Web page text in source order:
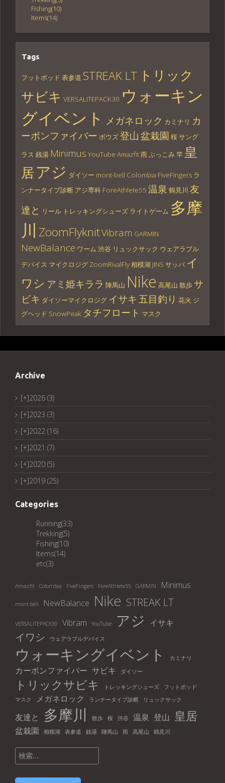
Fishing(10)
Items(14)
Tags
フットポッド 表参道 STREAK LT トリック
サビキ VERSALITEPACK30 ウォーキン
グイベント メガネロック カミナリ カ
ーボンファイバー ボウズ登山盆栽園 桜サング
ラス 銭湯 Minimus YouTube Amazfit雨ぶっこみ竿 皇
居アジ ダイソー mont-bell Colombia FiveFingers ラ
ンナータイプ診断 アジ専科 ForeAthlete55 温泉 鶴見川 友
達と リール トレッキングシューズ ライトゲーム 多摩
川 ZoomFlyknitVibram GARMIN
NewBalance ワーム 渋谷 リュックサック ウェアラブル
デバイス マイクロジグ ZoomRivalFly相模湖 JINS サッパ イ
ワシ アミ姫キララ 陣馬山 Nike 高尾山 散歩サ
ビキ ダイソーマイクロジグ イサキ 五目釣り 花火 ジ
グヘッド SnowPeak タチフロート マスク
Archive
[+]2026 (3)
[+]2023 (3)
[+]2022 (16)
[+]2021 (7)
[+]2020 (5)
[+]2019 (25)
Categories
Running(33)
Trekking(5)
Fishing(10)
Items(14)
etc(3)
Amazfit Colombia FiveFingers ForeAthlete55 GARMIN Minimus
mont-bell NewBalance Nike STREAK LT
VERSALITEPACK30 Vibram YouTube アジ イサキ
イワシ ウェアラブルデバイス
ウォーキングイベント カミナリ
カーボンファイバー サビキ ダイソー
トリックサビキ トレッキングシューズ
フットポッド
マスク
メガネロック ランナータイプ診断 リュックサック
友達と 多摩川 散歩 桜 渋谷 温泉 登山 皇居
盆栽園 相模湖 表参道 銭湯 陣馬山 雨 高尾山 鶴見川
検
索: